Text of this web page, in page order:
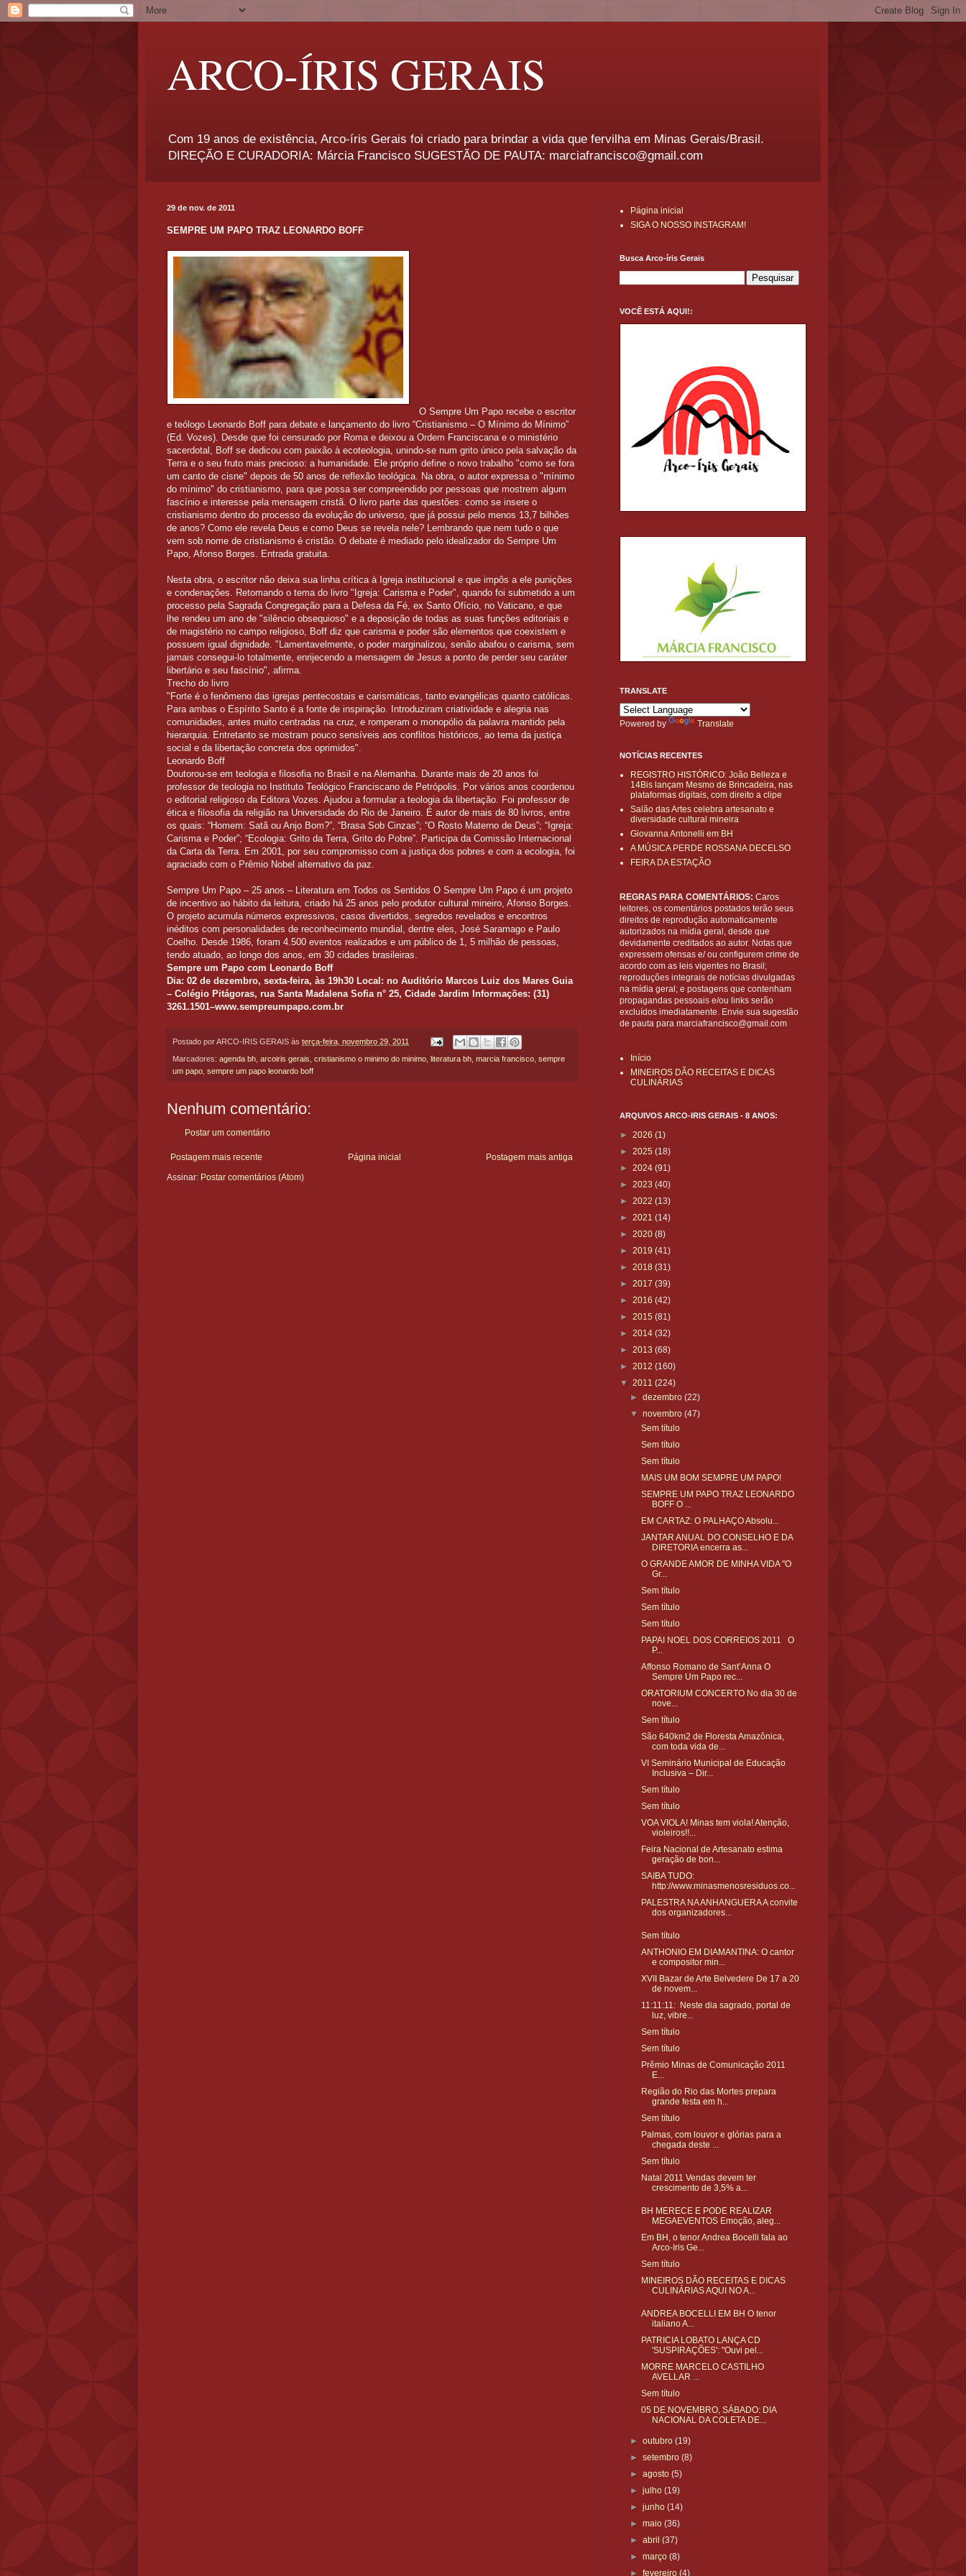
ARCO-ÍRIS GERAIS
Com 19 anos de existência, Arco-íris Gerais foi criado para brindar a vida que fervilha em Minas Gerais/Brasil.
DIREÇÃO E CURADORIA: Márcia Francisco SUGESTÃO DE PAUTA: marciafrancisco@gmail.com
29 de nov. de 2011
SEMPRE UM PAPO TRAZ LEONARDO BOFF
O Sempre Um Papo recebe o escritor
e teólogo Leonardo Boff para debate e lançamento do livro “Cristianismo – O Mínimo do Mínimo”
(Ed. Vozes). Desde que foi censurado por Roma e deixou a Ordem Franciscana e o ministério
sacerdotal, Boff se dedicou com paixão à ecoteologia, unindo-se num grito único pela salvação da
Terra e o seu fruto mais precioso: a humanidade. Ele próprio define o novo trabalho "como se fora
um canto de cisne" depois de 50 anos de reflexão teológica. Na obra, o autor expressa o "mínimo
do mínimo" do cristianismo, para que possa ser compreendido por pessoas que mostrem algum
fascínio e interesse pela mensagem cristã. O livro parte das questões: como se insere o
cristianismo dentro do processo da evolução do universo, que já possui pelo menos 13,7 bilhões
de anos? Como ele revela Deus e como Deus se revela nele? Lembrando que nem tudo o que
vem sob nome de cristianismo é cristão. O debate é mediado pelo idealizador do Sempre Um
Papo, Afonso Borges. Entrada gratuita.
Nesta obra, o escritor não deixa sua linha crítica à Igreja institucional e que impôs a ele punições
e condenações. Retomando o tema do livro "Igreja: Carisma e Poder", quando foi submetido a um
processo pela Sagrada Congregação para a Defesa da Fé, ex Santo Ofício, no Vaticano, e que
lhe rendeu um ano de "silêncio obsequioso" e a deposição de todas as suas funções editoriais e
de magistério no campo religioso, Boff diz que carisma e poder são elementos que coexistem e
possuem igual dignidade. "Lamentavelmente, o poder marginalizou, senão abafou o carisma, sem
jamais consegui-lo totalmente, enrijecendo a mensagem de Jesus a ponto de perder seu caráter
libertário e seu fascínio", afirma.
Trecho do livro
"Forte é o fenômeno das igrejas pentecostais e carismáticas, tanto evangélicas quanto católicas.
Para ambas o Espírito Santo é a fonte de inspiração. Introduziram criatividade e alegria nas
comunidades, antes muito centradas na cruz, e romperam o monopólio da palavra mantido pela
hierarquia. Entretanto se mostram pouco sensíveis aos conflitos históricos, ao tema da justiça
social e da libertação concreta dos oprimidos".
Leonardo Boff
Doutorou-se em teologia e filosofia no Brasil e na Alemanha. Durante mais de 20 anos foi
professor de teologia no Instituto Teológico Franciscano de Petrópolis. Por vários anos coordenou
o editorial religioso da Editora Vozes. Ajudou a formular a teologia da libertação. Foi professor de
ética e filosofia da religião na Universidade do Rio de Janeiro. É autor de mais de 80 livros, entre
os quais: “Homem: Satã ou Anjo Bom?”, “Brasa Sob Cinzas”; “O Rosto Materno de Deus”; “Igreja:
Carisma e Poder”; “Ecologia: Grito da Terra, Grito do Pobre”. Participa da Comissão Internacional
da Carta da Terra. Em 2001, por seu compromisso com a justiça dos pobres e com a ecologia, foi
agraciado com o Prêmio Nobel alternativo da paz.
Sempre Um Papo – 25 anos – Literatura em Todos os Sentidos O Sempre Um Papo é um projeto
de incentivo ao hábito da leitura, criado há 25 anos pelo produtor cultural mineiro, Afonso Borges.
O projeto acumula números expressivos, casos divertidos, segredos revelados e encontros
inéditos com personalidades de reconhecimento mundial, dentre eles, José Saramago e Paulo
Coelho. Desde 1986, foram 4.500 eventos realizados e um público de 1, 5 milhão de pessoas,
tendo atuado, ao longo dos anos, em 30 cidades brasileiras.
Sempre um Papo com Leonardo Boff
Dia: 02 de dezembro, sexta-feira, às 19h30 Local: no Auditório Marcos Luiz dos Mares Guia
– Colégio Pitágoras, rua Santa Madalena Sofia n° 25, Cidade Jardim Informações: (31)
3261.1501–www.sempreumpapo.com.br
Postado porARCO-IRIS GERAIS às terça-feira, novembro 29, 2011
Marcadores: agenda bh arcoiris gerais cristianismo o minimo do minimo literatura bh marcia francisco sempre
um papo sempre um papo leonardo boff
Nenhum comentário:
Postar um comentário
Postagem mais recente Postagem mais antiga
Página inicial
Assinar: Postar comentários (Atom)
Página inicial
SIGA O NOSSO INSTAGRAM!
Busca Arco-íris Gerais
VOCÊ ESTÁ AQUI!:
TRANSLATE
Powered by Translate
NOTÍCIAS RECENTES
REGISTRO HISTÓRICO: João Belleza e
14Bis lançam Mesmo de Brincadeira, nas
plataformas digitais, com direito a clipe
Salão das Artes celebra artesanato e
diversidade cultural mineira
Giovanna Antonelli em BH
A MÚSICA PERDE ROSSANA DECELSO
FEIRA DA ESTAÇÃO
REGRAS PARA COMENTÁRIOS: Caros
leitores, os comentários postados terão seus
direitos de reprodução automaticamente
autorizados na mídia geral, desde que
devidamente creditados ao autor. Notas que
expressem ofensas e/ ou configurem crime de
acordo com as leis vigentes no Brasil;
reproduções integrais de notícias divulgadas
na mídia geral; e postagens que contenham
propagandas pessoais e/ou links serão
excluídos imediatamente. Envie sua sugestão
de pauta para marciafrancisco@gmail.com
Início
MINEIROS DÃO RECEITAS E DICAS
CULINÁRIAS
ARQUIVOS ARCO-IRIS GERAIS - 8 ANOS:
► 2026 (1)
► 2025 (18)
► 2024 (91)
► 2023 (40)
► 2022 (13)
► 2021 (14)
► 2020 (8)
► 2019 (41)
► 2018 (31)
► 2017 (39)
► 2016 (42)
► 2015 (81)
► 2014 (32)
► 2013 (68)
► 2012 (160)
▼ 2011 (224)
►dezembro(22)
▼novembro(47)
Sem título
Sem título
Sem título
MAIS UM BOM SEMPRE UM PAPO!
SEMPRE UM PAPO TRAZ LEONARDO
BOFF O ...
EM CARTAZ: O PALHAÇO Absolu...
JANTAR ANUAL DO CONSELHO E DA
DIRETORIA encerra as...
O GRANDE AMOR DE MINHA VIDA "O
Gr...
Sem título
Sem título
Sem título
PAPAI NOEL DOS CORREIOS 2011 O
P...
Affonso Romano de Sant’Anna O
Sempre Um Papo rec...
ORATORIUM CONCERTO No dia 30 de
nove...
Sem título
São 640km2 de Floresta Amazônica,
com toda vida de...
VI Seminário Municipal de Educação
Inclusiva – Dir...
Sem título
Sem título
VOA VIOLA! Minas tem viola! Atenção,
violeiros!!...
Feira Nacional de Artesanato estima
geração de bon...
SAIBA TUDO:
http://www.minasmenosresiduos.co...
PALESTRA NA ANHANGUERA A convite
dos organizadores...
Sem título
ANTHONIO EM DIAMANTINA: O cantor
e compositor min...
XVII Bazar de Arte Belvedere De 17 a 20
de novem...
11:11:11: Neste dia sagrado, portal de
luz, vibre...
Sem título
Sem título
Prêmio Minas de Comunicação 2011
E...
Região do Rio das Mortes prepara
grande festa em h...
Sem título
Palmas, com louvor e glórias para a
chegada deste ...
Sem título
Natal 2011 Vendas devem ter
crescimento de 3,5% a...
BH MERECE E PODE REALIZAR
MEGAEVENTOS Emoção, aleg...
Em BH, o tenor Andrea Bocelli fala ao
Arco-Iris Ge...
Sem título
MINEIROS DÃO RECEITAS E DICAS
CULINÁRIAS AQUI NO A...
ANDREA BOCELLI EM BH O tenor
italiano A...
PATRICIA LOBATO LANÇA CD
'SUSPIRAÇÕES': "Ouvi pel...
MORRE MARCELO CASTILHO
AVELLAR ...
Sem título
05 DE NOVEMBRO, SÁBADO: DIA
NACIONAL DA COLETA DE...
►outubro(19)
►setembro(8)
►agosto(5)
►julho(19)
►junho(14)
►maio(36)
►abril(37)
►março(8)
►fevereiro(4)